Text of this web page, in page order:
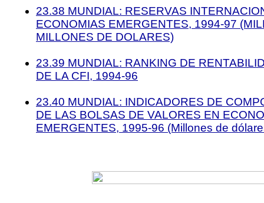
23.38 MUNDIAL: RESERVAS
ECONOMIAS EMERGENTES, 1994-97
MILLONES DE DOLARES)
23.39 MUNDIAL: RANKING DE
DE LA CFI, 1994-96
23.40 MUNDIAL: INDICADORES DE
DE LAS BOLSAS DE VALORES EN
EMERGENTES, 1995-96 (Millones de